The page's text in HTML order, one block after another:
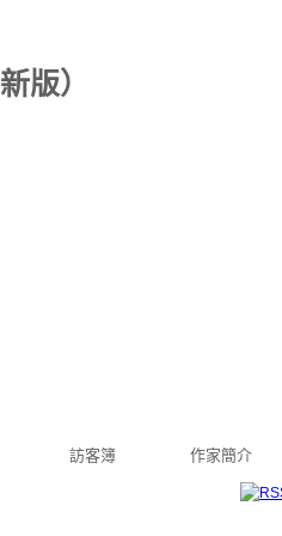
新版）
訪客簿 作家簡介